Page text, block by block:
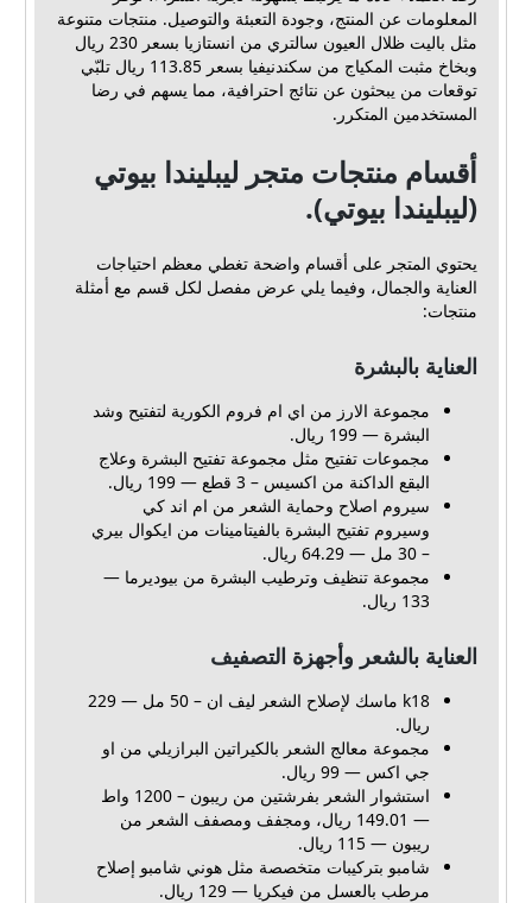
المعلومات عن المنتج، وجودة التعبئة والتوصيل. منتجات متنوعة
مثل باليت ظلال العيون سالتري من انستازيا بسعر 230 ريال
وبخاخ مثبت المكياج من سكندنيفيا بسعر 113.85 ريال تلبّي
توقعات من يبحثون عن نتائج احترافية، مما يسهم في رضا
المستخدمين المتكرر.
أقسام منتجات متجر ليبليندا بيوتي
(ليبليندا بيوتي).
يحتوي المتجر على أقسام واضحة تغطي معظم احتياجات
العناية والجمال، وفيما يلي عرض مفصل لكل قسم مع أمثلة
منتجات:
العناية بالبشرة
مجموعة الارز من اي ام فروم الكورية لتفتيح وشد
البشرة — 199 ريال.
مجموعات تفتيح مثل مجموعة تفتيح البشرة وعلاج
البقع الداكنة من اكسيس – 3 قطع — 199 ريال.
سيروم اصلاح وحماية الشعر من ام اند كي
وسيروم تفتيح البشرة بالفيتامينات من ايكوال بيري
– 30 مل — 64.29 ريال
.
مجموعة تنظيف وترطيب البشرة من بيوديرما —
133 ريال.
العناية بالشعر وأجهزة التصفيف
k18 ماسك لإصلاح الشعر ليف ان – 50 مل — 229
ريال.
مجموعة معالج الشعر بالكيراتين البرازيلي من او
جي اكس — 99 ريال.
استشوار الشعر بفرشتين من ريبون – 1200 واط
— 149.01 ريال، ومجفف ومصفف الشعر من
ريبون — 115 ريال.
شامبو بتركيبات متخصصة مثل هوني شامبو إصلاح
مرطب بالعسل من فيكريا — 129 ريال.